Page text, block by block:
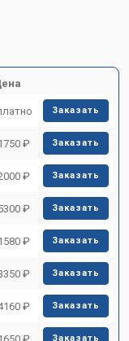
Заказать
₽ Заказать
₽ Заказать
₽ Заказать
₽ Заказать
₽ Заказать
₽ Заказать
₽ Заказать